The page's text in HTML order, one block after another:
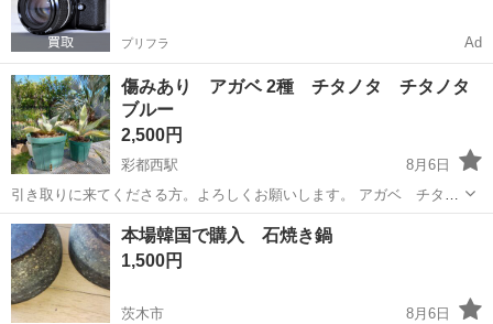
プリフラ Ad
傷みあり アガベ 2種 チタノタ チタノタ
ブルー
2,500円
彩都西駅
8月6日
引き取りに来てくださる方。よろしくお願いします。 アガベ チタノ
タ アガベ チタノタブルー 大きな鉢のほうがチタノタ、小さな鉢のほ
うがチタノタブルーです。 入手時の名称で、これ以上の事はわかりま
せん。 長年放置気味な...
大阪 茨木市 彩都西駅 家庭用品
本場韓国で購入 石焼き鍋
1,500円
茨木市
8月6日